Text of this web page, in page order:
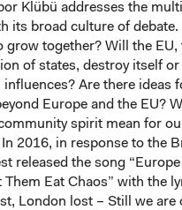
Klübü addresses the
its broad culture of
grow together? Will the EU,
of states, destroy itself
influences? Are there ideas
Europe and the EU?
spirit mean for
2016, in response to the
released the song
Them Eat Chaos” with the
London lost – Still we are